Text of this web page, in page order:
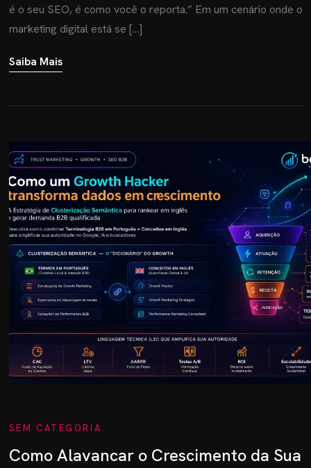
é o seu SEO, é como você o reporta.” Em um cenário onde o
marketing digital está se […]
Saiba Mais
SEM CATEGORIA
Como Alavancar o Crescimento da Sua